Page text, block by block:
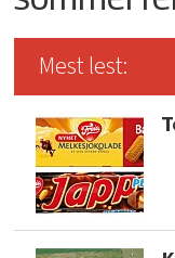
Mest lest: